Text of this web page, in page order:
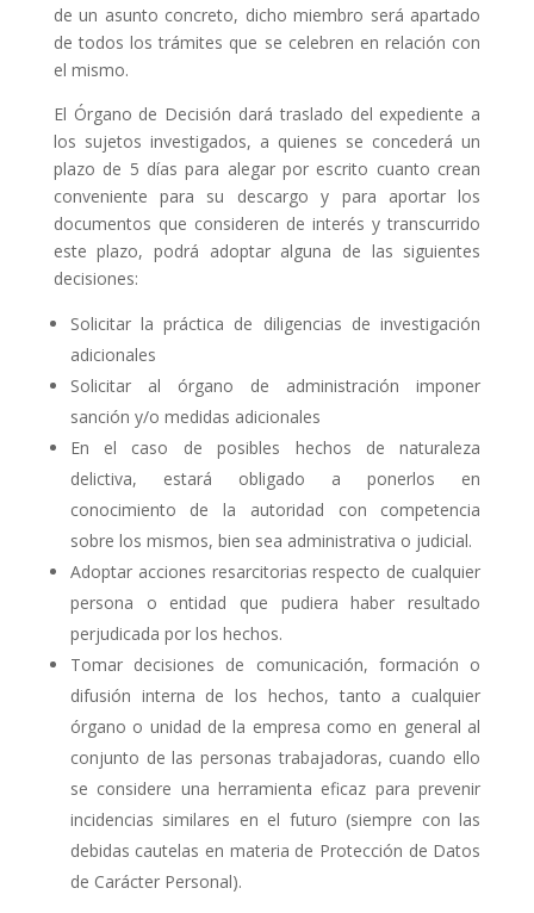
de un asunto concreto, dicho miembro será apartado
de todos los trámites que se celebren en relación con
el mismo.
El Órgano de Decisión dará traslado del expediente a
los sujetos investigados, a quienes se concederá un
plazo de 5 días para alegar por escrito cuanto crean
conveniente para su descargo y para aportar los
documentos que consideren de interés y transcurrido
este plazo, podrá adoptar alguna de las siguientes
decisiones:
Solicitar la práctica de diligencias de investigación
adicionales
Solicitar al órgano de administración imponer
sanción y/o medidas adicionales
En el caso de posibles hechos de naturaleza
delictiva, estará obligado a ponerlos en
conocimiento de la autoridad con competencia
sobre los mismos, bien sea administrativa o judicial.
Adoptar acciones resarcitorias respecto de cualquier
persona o entidad que pudiera haber resultado
perjudicada por los hechos.
Tomar decisiones de comunicación, formación o
difusión interna de los hechos, tanto a cualquier
órgano o unidad de la empresa como en general al
conjunto de las personas trabajadoras, cuando ello
se considere una herramienta eficaz para prevenir
incidencias similares en el futuro (siempre con las
debidas cautelas en materia de Protección de Datos
de Carácter Personal).